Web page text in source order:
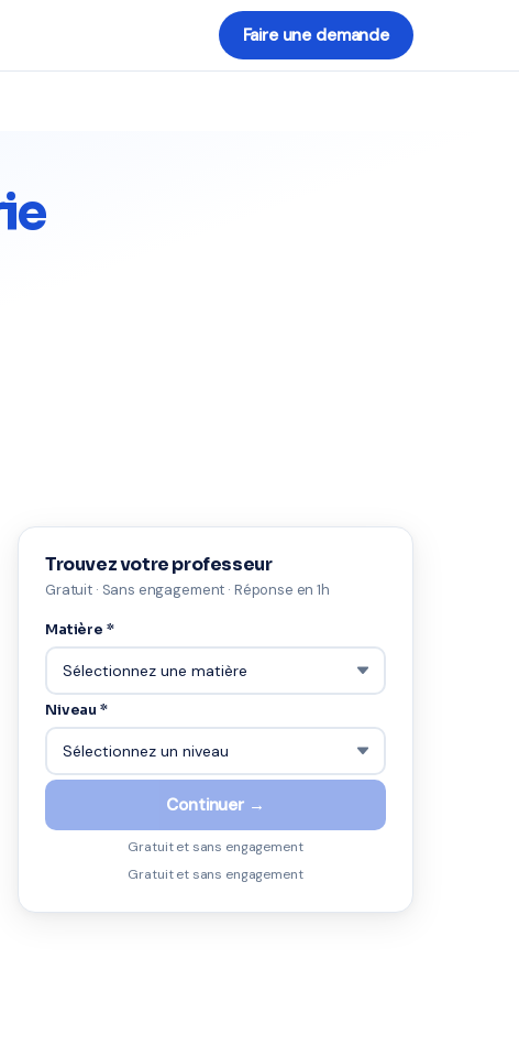
Faire une demande
Trouvez votre professeur
Gratuit · Sans engagement · Réponse en 1h
Matière *
Niveau *
Continuer →
Gratuit et sans engagement
Gratuit et sans engagement